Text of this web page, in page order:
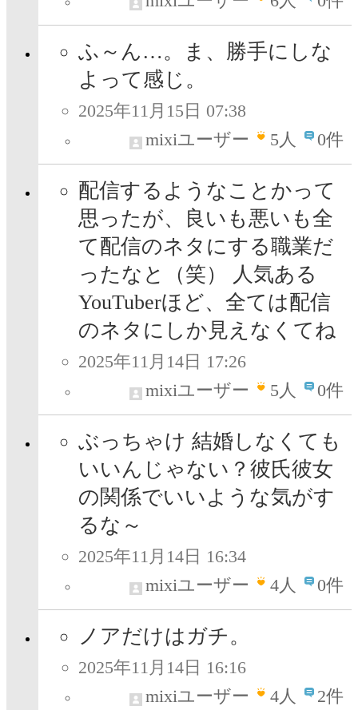
ふ～ん…。ま、勝手にしな
よって感じ。
2025年11月15日 07:38
mixiユーザー
5人 0件
配信するようなことかって
思ったが、良いも悪いも全
て配信のネタにする職業だ
ったなと（笑） 人気ある
YouTuberほど、全ては配信
のネタにしか見えなくてね
2025年11月14日 17:26
mixiユーザー
5人 0件
ぶっちゃけ 結婚しなくても
いいんじゃない？彼氏彼女
の関係でいいような気がす
るな～
2025年11月14日 16:34
mixiユーザー
4人 0件
ノアだけはガチ。
2025年11月14日 16:16
mixiユーザー
4人 2件